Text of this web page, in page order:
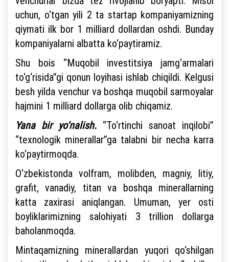
uchun, o‘tgan yili 2 ta startap kompaniyamizning
qiymati ilk bor 1 milliard dollardan oshdi. Bunday
kompaniyalarni albatta ko‘paytiramiz.
Shu bois “Muqobil investitsiya jamg‘armalari
to‘g‘risida”gi qonun loyihasi ishlab chiqildi. Kelgusi
besh yilda venchur va boshqa muqobil sarmoyalar
hajmini 1 milliard dollarga olib chiqamiz.
Yana bir yo‘nalish. “To‘rtinchi sanoat inqilobi”
“texnologik minerallar”ga talabni bir necha karra
ko‘paytirmoqda.
O‘zbekistonda volfram, molibden, magniy, litiy,
grafit, vanadiy, titan va boshqa minerallarning
katta zaxirasi aniqlangan. Umuman, yer osti
boyliklarimizning salohiyati 3 trillion dollarga
baholanmoqda.
Mintaqamizning minerallardan yuqori qo‘shilgan